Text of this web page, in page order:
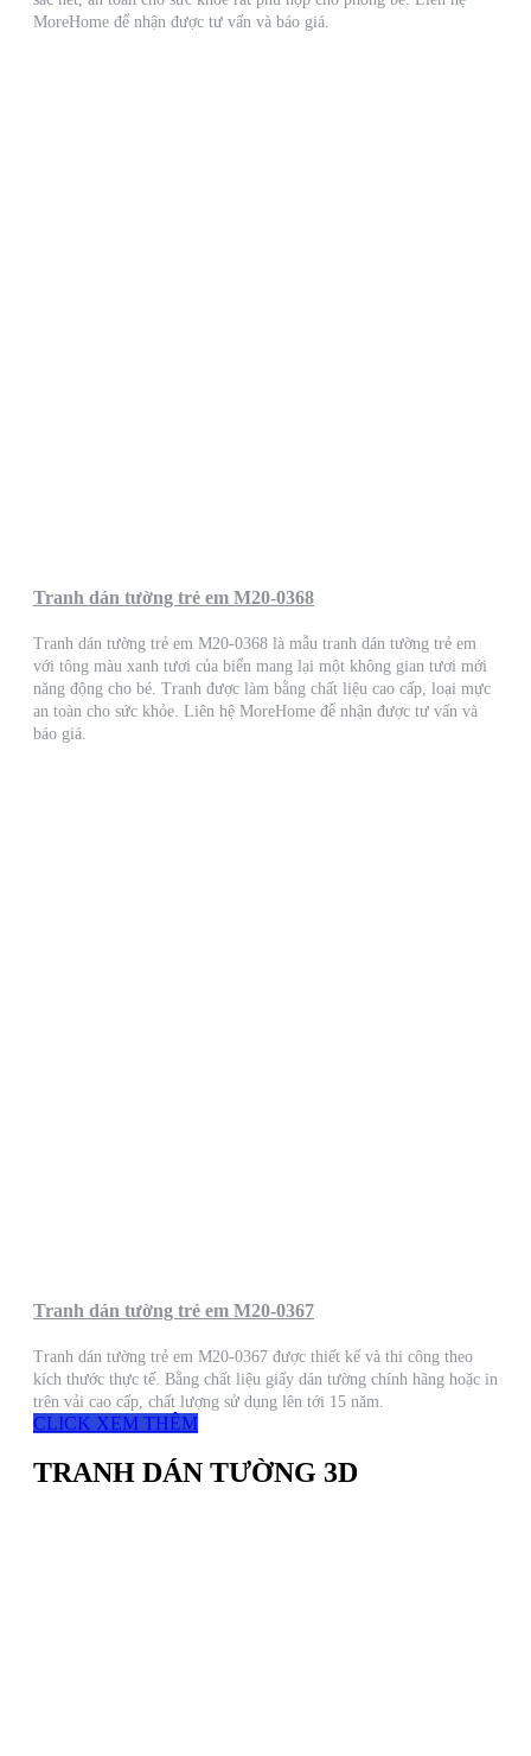
MoreHome để nhận được tư vấn và báo giá.
Tranh dán tường trẻ em M20-0368
Tranh dán tường trẻ em M20-0368 là mẫu tranh dán tường trẻ em
với tông màu xanh tươi của biển mang lại một không gian tươi mới
năng động cho bé. Tranh được làm bằng chất liệu cao cấp, loại mực
an toàn cho sức khỏe. Liên hệ MoreHome để nhận được tư vấn và
báo giá.
Tranh dán tường trẻ em M20-0367
Tranh dán tường trẻ em M20-0367 được thiết kế và thi công theo
kích thước thực tế. Bằng chất liệu giấy dán tường chính hãng hoặc in
trên vải cao cấp, chất lượng sử dụng lên tới 15 năm.
CLICK XEM THÊM
TRANH DÁN TƯỜNG 3D